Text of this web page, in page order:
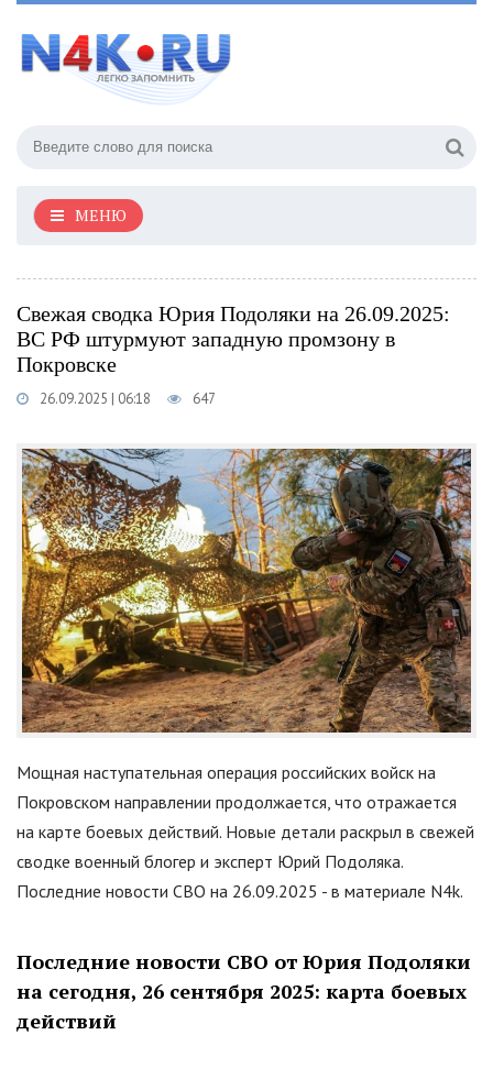
МЕНЮ
Свежая сводка Юрия Подоляки на 26.09.2025:
ВС РФ штурмуют западную промзону в
Покровске
26.09.2025 | 06:18 647
Мощная наступательная операция российских войск на
Покровском направлении продолжается, что отражается
на карте боевых действий. Новые детали раскрыл в свежей
сводке военный блогер и эксперт Юрий Подоляка.
Последние новости СВО на 26.09.2025 - в материале N4k.
Последние новости СВО от Юрия Подоляки
на сегодня, 26 сентября 2025: карта боевых
действий